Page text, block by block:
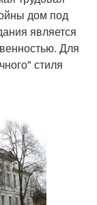
дом под
является
Для
стиля